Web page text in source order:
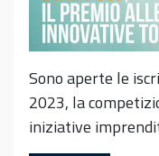
Sono aperte le
2023, la
iniziative